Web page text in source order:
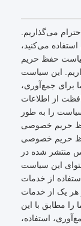
می‌گذاریم.
می‌کنید،
حفظ حریم
این سیاست
جمع‌آوری،
از اطلاعات
را به طور
حریم خصوصی
حریم خصوصی
منتشر شده در
این سیاست
از خدمات
هر یک از خدمات
را مطابق با این
استفاده،